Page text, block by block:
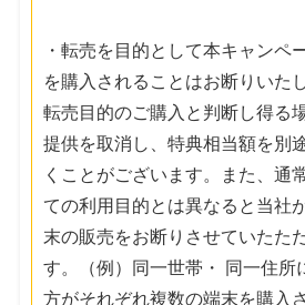
・転売を目的として本キャンペ
を購入されることはお断りいた
転売目的のご購入と判断し得る
提供を取消し、特典相当額を別
くことがございます。また、通
ての利用目的とは異なると当社
末の販売をお断りさせていたた
す。（例）同一世帯・ 同一住所
方がそれぞれ複数の端末を購入